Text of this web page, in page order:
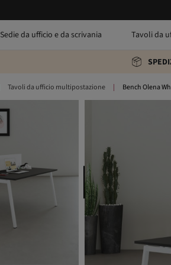
Sedie da ufficio e da scrivania Tavoli da
Tavoli da ufficio multipostazione Bench Olena